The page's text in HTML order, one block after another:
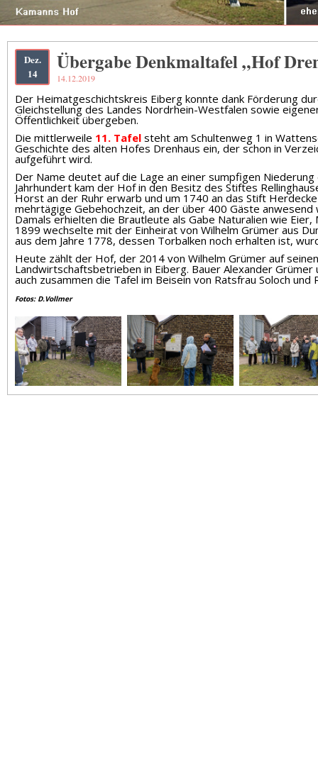
Dez.
14
Übergabe Denkmaltafel „Hof
14.12.2019
Der Heimatgeschichtskreis Eiberg konnte dank Förderung
Gleichstellung des Landes Nordrhein-Westfalen sowie
Öffentlichkeit übergeben.
Die mittlerweile 11. Tafel steht am Schultenweg 1 in
Geschichte des alten Hofes Drenhaus ein, der schon in
aufgeführt wird.
Der Name deutet auf die Lage an einer sumpfigen
Jahrhundert kam der Hof in den Besitz des Stiftes
Horst an der Ruhr erwarb und um 1740 an das Stift
mehrtägige Gebehochzeit, an der über 400 Gäste
Damals erhielten die Brautleute als Gabe Naturalien wie Eier,
1899 wechselte mit der Einheirat von Wilhelm Grümer aus
aus dem Jahre 1778, dessen Torbalken noch erhalten ist,
Heute zählt der Hof, der 2014 von Wilhelm Grümer auf
Landwirtschaftsbetrieben in Eiberg. Bauer Alexander
auch zusammen die Tafel im Beisein von Ratsfrau Soloch
Fotos: D.Vollmer